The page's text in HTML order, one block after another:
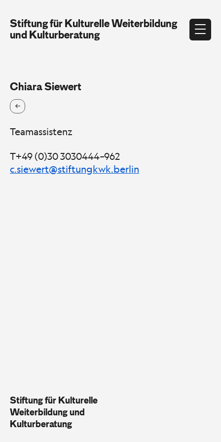
Stiftung für Kulturelle Weiterbildung
und Kulturberatung
Chiara Siewert
Teamassistenz
T+49 (0)30 3030444–962
c.siewert@stiftungkwk.berlin
Stiftung für Kulturelle
Weiterbildung und
Kulturberatung